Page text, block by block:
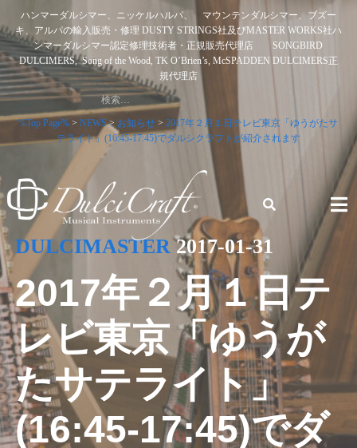
to
content
ハンマーダルシマー、ニッケルハルパ、 マウンテンダルシマー、ブズー
キ、アルパの輸入販売・修理 DUSTY STRINGS社及びMASTER WORKS社ハ
ンマーダルシマー認定修理技術者・正規販売代理店 SONGBIRD
DULCIMERS, Song of the Wood, TK O’Brien’s, McSPADDEN DULCIMERS正
規代理店
検
索:
%Top Page% >NEWS> お知らせ >2017年２月１日テレビ東京「ゆうがたサ
テライト」(16:45-17:45)でダルシクラフトが紹介されます
ハンマーダルシマー、ニッケルハルパ、 マウンテンダルシ
マー、ブズーキ、アルパの輸入販売・修理 DUSTY STRINGS
社及びMASTER WORKS社ハンマーダルシマー認定修理技術
者・正規販売代理店 SONGBIRD DULCIMERS, SONG OF
THE WOOD, TK O’BRIEN’S, MCSPADDEN DULCIMERS正規
代理店
DULCIMASTER 2017-01-31
2017年２月１日テ
レビ東京「ゆうが
たサテライト」
(16:45-17:45)でダ